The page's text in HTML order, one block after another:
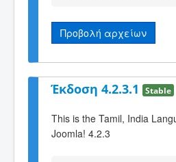
Προβολή αρχείων
Έκδοση 4.2.3.1 Stable
This is the Tamil, India
Joomla! 4.2.3